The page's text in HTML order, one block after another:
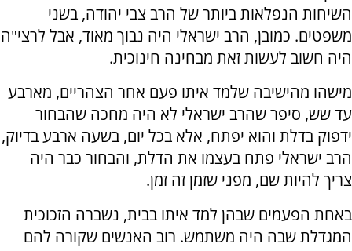
השיחות הנפלאות ביותר של הרב צבי יהודה, בשני
משפטים. כמובן, הרב ישראלי היה נבוך מאוד, אבל לרצי"ה
היה חשוב לעשות זאת מבחינה חינוכית.
מישהו מהישיבה שלמד איתו פעם אחר הצהריים, מארבע
עד שש, סיפר שהרב ישראלי לא היה מחכה שהבחור
ידפוק בדלת והוא יפתח, אלא בכל יום, בשעה ארבע בדיוק,
הרב ישראלי פתח בעצמו את הדלת, והבחור כבר היה
צריך להיות שם, מפני שזמן זה זמן.
באחת הפעמים שבהן למד איתו בבית, נשברה הזכוכית
המגדלת שבה היה משתמש. רוב האנשים שקורה להם